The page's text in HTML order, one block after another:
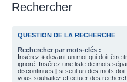
Rechercher
QUESTION DE LA RECHERCHE
Rechercher par mots-clés :
Insérez + devant un mot qui doit être
ignoré. Insérez une liste de mots
discontinues | si seul un des mots
vous souhaitez effectuer des